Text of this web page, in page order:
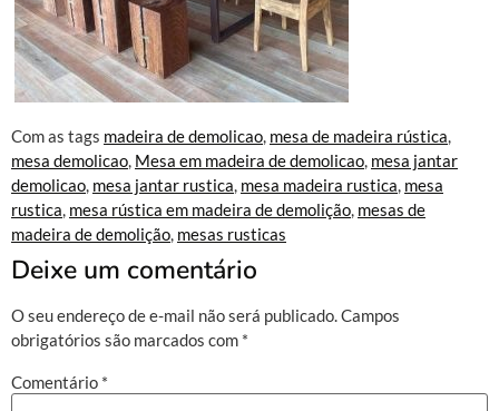
Com as tags madeira de demolicao, mesa de madeira rústica,
mesa demolicao, Mesa em madeira de demolicao, mesa jantar
demolicao, mesa jantar rustica, mesa madeira rustica, mesa
rustica, mesa rústica em madeira de demolição, mesas de
madeira de demolição, mesas rusticas
Deixe um comentário
O seu endereço de e-mail não será publicado.Campos
obrigatórios são marcados com *
Comentário *